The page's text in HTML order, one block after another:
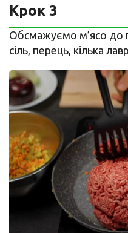
Крок 3
Обсмажуємо м’ясо до
сіль, перець, кілька